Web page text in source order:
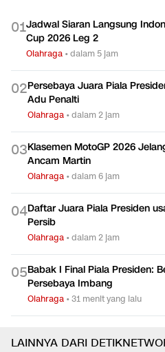
01Jadwal Siaran Langsung
Cup 2026 Leg 2
Olahraga •dalam 5 jam
02Persebaya Juara Piala
Adu Penalti
Olahraga •dalam 2 jam
03Klasemen MotoGP 2026
Ancam Martin
Olahraga •dalam 6 jam
04Daftar Juara Piala Presiden
Persib
Olahraga •dalam 2 jam
05Babak I Final Piala Presiden:
Persebaya Imbang
Olahraga •31 menit yang lalu
LAINNYA DARI